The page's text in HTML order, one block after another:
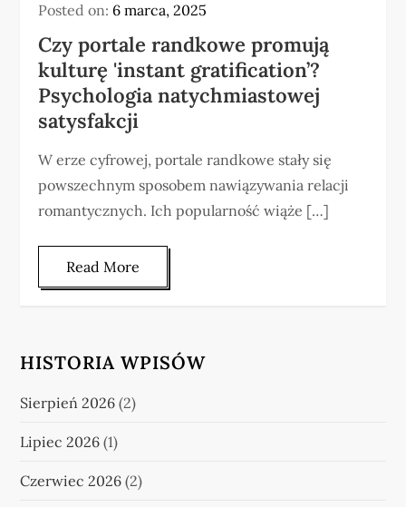
Posted on: 6 marca, 2025
Czy portale randkowe promują
kulturę 'instant gratification’?
Psychologia natychmiastowej
satysfakcji
W erze cyfrowej, portale randkowe stały się
powszechnym sposobem nawiązywania relacji
romantycznych. Ich popularność wiąże […]
Read More
HISTORIA WPISÓW
Sierpień 2026 (2)
Lipiec 2026 (1)
Czerwiec 2026 (2)